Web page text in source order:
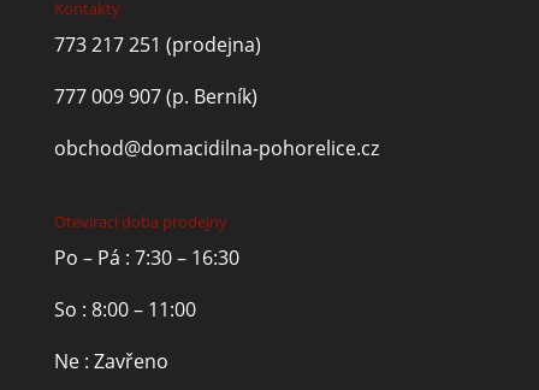
Kontakty
773 217 251 (prodejna)
777 009 907(p. Berník)
obchod@domacidilna-pohorelice.cz
Otevírací doba prodejny
Po – Pá : 7:30 – 16:30
So : 8:00 – 11:00
Ne : Zavřeno